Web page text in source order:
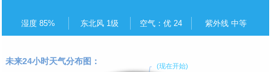
湿度 85% 东北风 1级 空气：优 24 紫外线 中等